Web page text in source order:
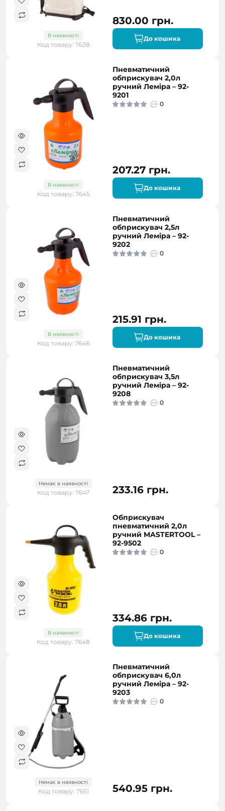
В наявності
Код товару: 7638
830.00 грн.
До кошика
В наявності
Код товару: 7645
Пневматичний
обприскувач 2,0л
ручний Леміра – 92-
9201
0
207.27 грн.
До кошика
В наявності
Код товару: 7646
Пневматичний
обприскувач 2,5л
ручний Леміра – 92-
9202
0
215.91 грн.
До кошика
Немає в наявності
Код товару: 7647
Пневматичний
обприскувач 3,5л
ручний Леміра – 92-
9208
0
233.16 грн.
В наявності
Код товару: 7648
Обприскувач
пневматичний 2,0л
ручний MASTERTOOL –
92-9502
0
334.86 грн.
До кошика
Немає в наявності
Код товару: 7651
Пневматичний
обприскувач 6,0л
ручний Леміра – 92-
9203
0
540.95 грн.